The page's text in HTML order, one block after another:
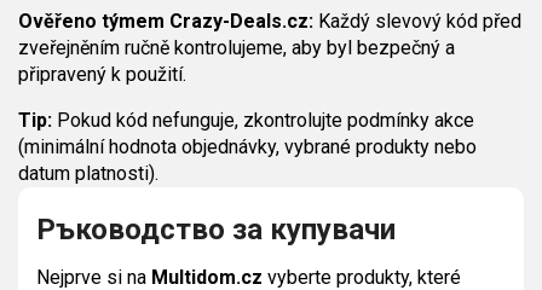
Ověřeno týmem Crazy-Deals.cz: Každý slevový kód před
zveřejněním ručně kontrolujeme, aby byl bezpečný a
připravený k použití.
Tip: Pokud kód nefunguje, zkontrolujte podmínky akce
(minimální hodnota objednávky, vybrané produkty nebo
datum platnosti).
Ръководство за купувачи
Nejprve si na Multidom.cz vyberte produkty, které